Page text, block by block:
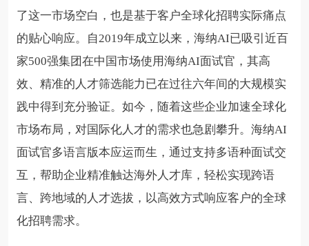
了这一市场空白，也是基于客户全球化招聘实际痛点
的贴心响应。自2019年成立以来，海纳AI已吸引近百
家500强集团在中国市场使用海纳AI面试官，其高
效、精准的人才筛选能力已在过往六年间的大规模实
践中得到充分验证。如今，随着这些企业加速全球化
市场布局，对国际化人才的需求也急剧攀升。海纳AI
面试官多语言版本应运而生，通过支持多语种面试交
互，帮助企业精准触达海外人才库，轻松实现跨语
言、跨地域的人才选拔，以高效方式响应客户的全球
化招聘需求。